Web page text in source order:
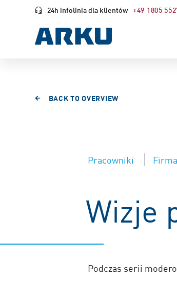
24h infolinia dla klientów +49 1805
BACK TO OVERVIEW
Pracowniki Firma
Wizje
Podczas serii